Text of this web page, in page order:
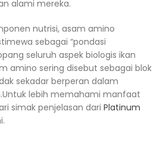
alami mereka.
nutrisi, asam amino
sebagai “pondasi
seluruh aspek biologis ikan
amino sering disebut sebagai blok
sekadar berperan dalam
lebih memahami manfaat
simak penjelasan dari Platinum